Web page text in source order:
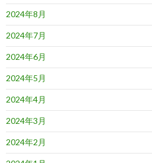
2024年8月
2024年7月
2024年6月
2024年5月
2024年4月
2024年3月
2024年2月